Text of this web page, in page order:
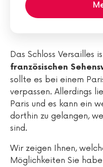
Das Schloss Versailles
französischen
sollte es bei einem
verpassen. Allerdings
Paris und es kann ein
dorthin zu gelangen,
sind.
Wir zeigen Ihnen,
Möglichkeiten Sie